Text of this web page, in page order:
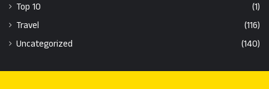
Top 10
(1)
Travel
(116)
Uncategorized
(140)